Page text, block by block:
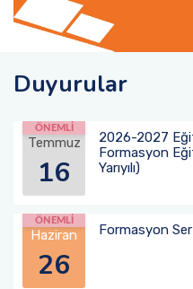
Duyurular
Temmuz
16
2026-2027
Formasyon
Yarıyılı)
ÖNEMLİ
Haziran
26
Formasyon
ÖNEMLİ